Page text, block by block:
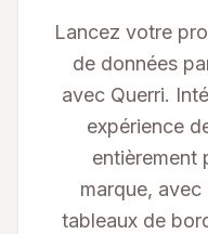
Lancez votre
de données
avec Querri.
expérience
entièrement
marque,
tableaux de